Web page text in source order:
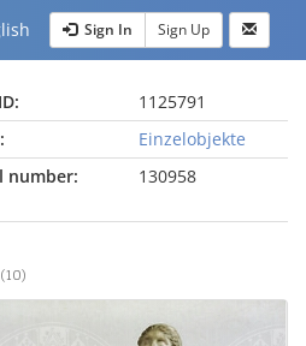
Sign In Sign Up
1125791
Einzelobjekte
number:
130958
(10)